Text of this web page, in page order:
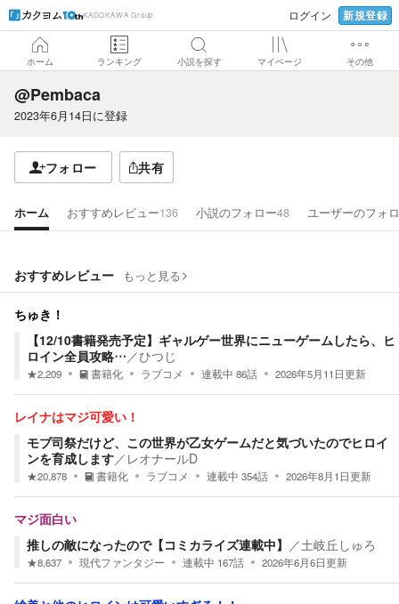
KADOKAWA Group ログイン 新規登録
ホーム ランキング 小説を探す マイページ その他
@Pembaca
2023年6月14日に登録
フォロー 共有
ホーム おすすめレビュー136 小説のフォロー48 ユーザーのフォ
おすすめレビュー もっと見る
ちゅき！
【12/10書籍発売予定】ギャルゲー世界にニューゲームしたら、ヒ
ロイン全員攻略…／ひつじ
★2,209 書籍化 ラブコメ 連載中 86話 2026年5月11日更新
レイナはマジ可愛い！
モブ司祭だけど、この世界が乙女ゲームだと気づいたのでヒロイ
ンを育成します／ レオナールD
★20,878 書籍化 ラブコメ 連載中 354話 2026年8月1日更新
マジ面白い
推しの敵になったので【コミカライズ連載中】 ／土岐丘しゅろ
★8,637 現代ファンタジー 連載中 167話 2026年6月6日更新